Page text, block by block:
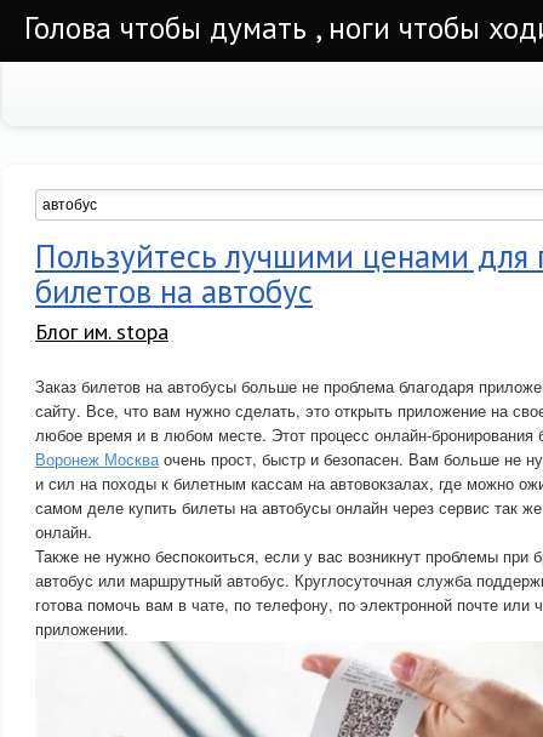
Голова чтобы думать , ноги чтобы
Пользуйтесь лучшими ценами для
билетов на автобус
Блог им. stopa
Заказ билетов на автобусы больше не проблема благодаря
сайту. Все, что вам нужно сделать, это открыть приложение на
любое время и в любом месте. Этот процесс онлайн-бронирования
Воронеж Москваочень прост, быстр и безопасен. Вам больше не
и сил на походы к билетным кассам на автовокзалах, где можно
самом деле купить билеты на автобусы онлайн через сервис так
онлайн.
Также не нужно беспокоиться, если у вас возникнут проблемы при
автобус или маршрутный автобус. Круглосуточная служба
готова помочь вам в чате, по телефону, по электронной почте или
приложении.